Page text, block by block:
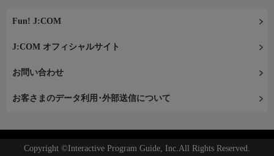
Fun! J:COM
J:COM オフィシャルサイト
お問い合わせ
お客さまのデータ利用･外部送信について
Copyright ©Interactive Program Guide, Inc.All Rights Reserved.